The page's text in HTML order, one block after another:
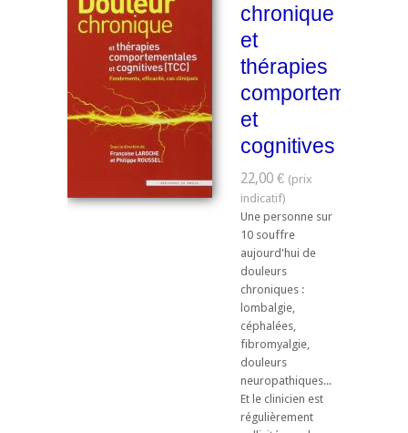
chronique
et
thérapies
et
cognitives
22,00 €
Une personne sur
10 souffre
aujourd'hui de
douleurs
chroniques :
lombalgie,
céphalées,
fibromyalgie,
douleurs
neuropathiques...
Et le clinicien est
régulièrement